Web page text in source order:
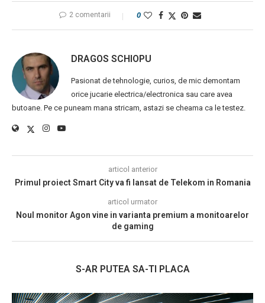
2 comentarii 0
DRAGOS SCHIOPU
Pasionat de tehnologie, curios, de mic demontam
orice jucarie electrica/electronica sau care avea
butoane. Pe ce puneam mana stricam, astazi se cheama ca le testez.
articol anterior
Primul proiect Smart City va fi lansat de Telekom in Romania
articol urmator
Noul monitor Agon vine in varianta premium a monitoarelor
de gaming
S-AR PUTEA SA-TI PLACA